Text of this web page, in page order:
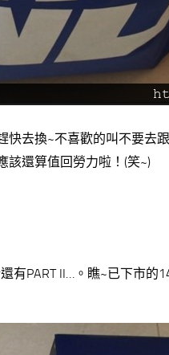
快去換~不喜歡的叫不要去
該還算值回勞力啦！(笑~)
有PART II…。瞧~已下市